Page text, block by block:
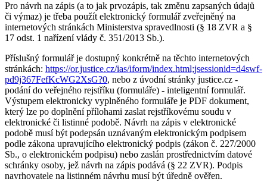
Pro návrh na zápis (a to jak prvozápis, tak změnu zapsaných údajů
či výmaz) je třeba použít elektronický formulář zveřejněný na
internetových stránkách Ministerstva spravedlnosti (§ 18 ZVR a §
17 odst. 1 nařízení vlády č. 351/2013 Sb.).
Příslušný formulář je dostupný konkrétně na těchto internetových
stránkách: https://or.justice.cz/ias/iform/index.html;jsessionid=d4swf-
pd9j367FefKcWG2XsG?0, nebo z úvodní stránky justice.cz -
podání do veřejného rejstříku (formuláře) - inteligentní formulář.
Výstupem elektronicky vyplněného formuláře je PDF dokument,
který lze po doplnění přílohami zaslat rejstříkovému soudu v
elektronické či listinné podobě. Návrh na zápis v elektronické
podobě musí být podepsán uznávaným elektronickým podpisem
podle zákona upravujícího elektronický podpis (zákon č. 227/2000
Sb., o elektronickém podpisu) nebo zaslán prostřednictvím datové
schránky osoby, jež návrh na zápis podává (§ 22 ZVR). Podpis
navrhovatele na listinném návrhu musí být úředně ověřen.